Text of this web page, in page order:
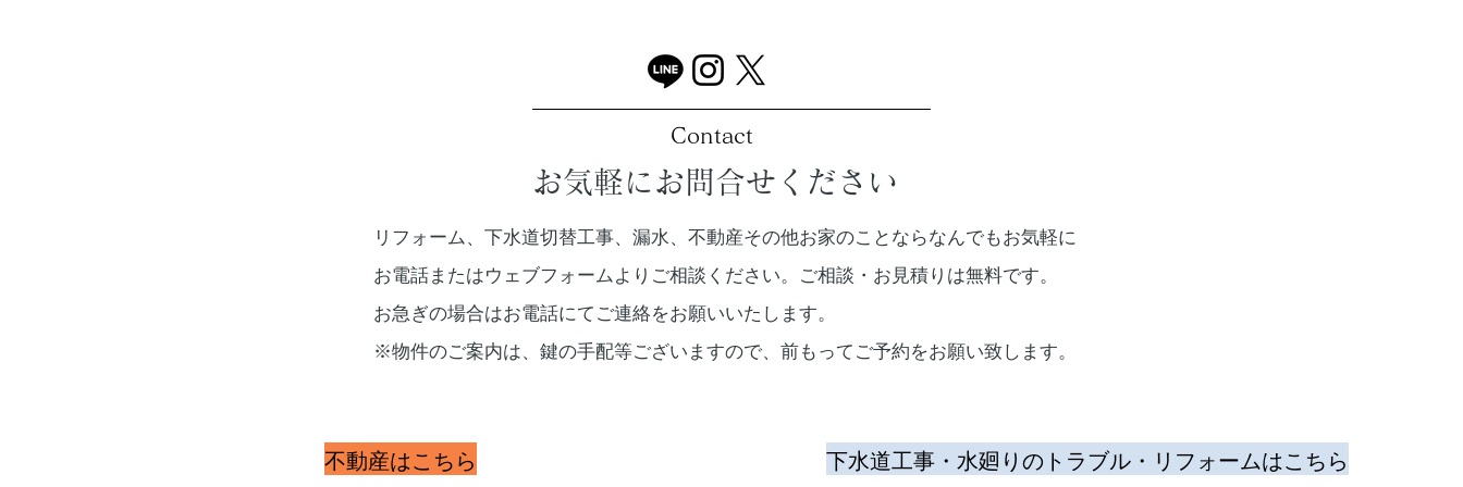
Contact
​不動産はこちら ​下水道工事・水廻りのトラブル・リフォームはこちら
お気軽にお問合せください
リフォーム、下水道切替工事、漏水、不動産その他お家のことならなんでもお気軽に
お電話またはウェブフォームよりご相談ください。ご相談・お見積りは無料です。
​お急ぎの場合はお電話にてご連絡をお願いいたします。
​※物件のご案内は、鍵の手配等ございますので、前もってご予約をお願い致します。